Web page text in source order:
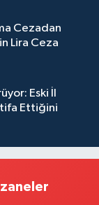
Cezadan
Lira Ceza
Eski İl
Ettiğini